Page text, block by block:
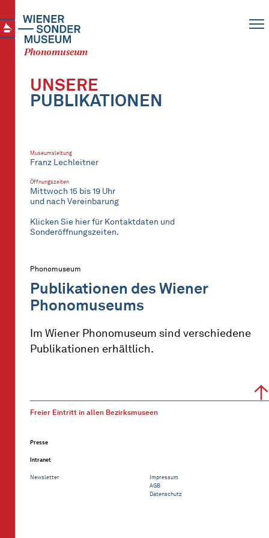
Phonomuseum
UNSERE
PUBLIKATIONEN
Museumsleitung
Franz Lechleitner
Öffnungszeiten
Mittwoch 15 bis 19 Uhr
und nach Vereinbarung
Klicken Sie hier für Kontaktdaten und
Sonderöffnungszeiten.
Phonomuseum
Publikationen des Wiener
Phonomuseums
Im Wiener Phonomuseum sind verschiedene
Publikationen erhältlich.
Freier Eintritt in allen Bezirksmuseen
Presse
Intranet
Newsletter
Impressum
AGB
Datenschutz